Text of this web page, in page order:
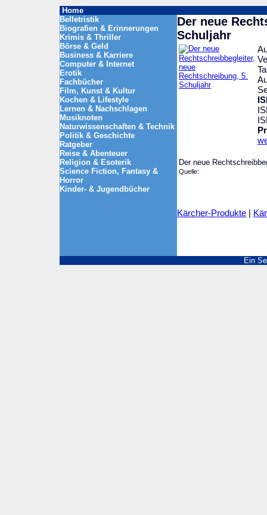
Home
Belletristik
Biografien & Erinnerungen
Krimis & Thriller
Börse & Geld
Business & Karriere
Computer & Internet
Erotik
Fachbücher
Film, Kunst & Kultur
Kochen & Lifestyle
Lernen & Nachschlagen
Musiknoten
Naturwissenschaften & Technik
Politik & Geschichte
Ratgeber
Reise & Abenteuer
Religion & Esoterik
Science Fiction, Fantasy &
Horror
Kinder- & Jugendbücher
Der neue
Schuljahr
Der neue
Quelle:
Kärcher-Produkte |
Ein